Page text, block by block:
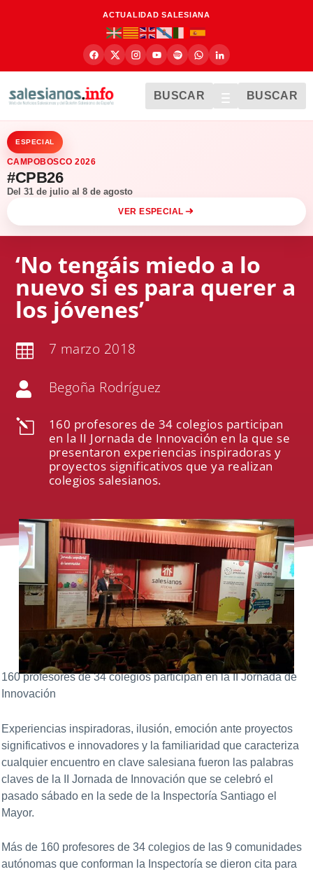
ACTUALIDAD SALESIANA
BUSCAR BUSCAR
ESPECIAL
CAMPOBOSCO 2026
#CPB26
Del 31 de julio al 8 de agosto
VER ESPECIAL
‘No tengáis miedo a lo
nuevo si es para querer a
los jóvenes’
 7 marzo 2018
 Begoña Rodríguez
l
160 profesores de 34 colegios participan
en la II Jornada de Innovación en la que se
presentaron experiencias inspiradoras y
proyectos significativos que ya realizan
colegios salesianos.
160 profesores de34 colegios participan en la II Jornada de
Innovación
Experiencias inspiradoras, ilusión, emoción ante proyectos
significativos e innovadores y la familiaridad que caracteriza
cualquier encuentro en clave salesiana fueron las palabras
claves de la II Jornada de Innovación que se celebró el
pasado sábado en la sede de la Inspectoría Santiago el
Mayor.
Más de 160 profesores de 34 colegios de las 9 comunidades
autónomas que conforman la Inspectoría se dieron cita para